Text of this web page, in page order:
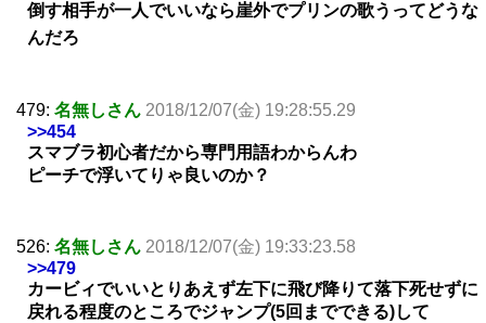
倒す相手が一人でいいなら崖外でプリンの歌うってどうな
んだろ
479: 名無しさん 2018/12/07(金) 19:28:55.29
>>454
スマブラ初心者だから専門用語わからんわ
ピーチで浮いてりゃ良いのか？
526: 名無しさん 2018/12/07(金) 19:33:23.58
>>479
カービィでいいとりあえず左下に飛び降りて落下死せずに
戻れる程度のところでジャンプ(5回までできる)して